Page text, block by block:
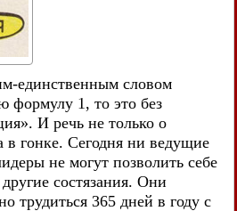
единственным словом
1, то это без
И речь не только о
в гонке. Сегодня ни ведущие
не могут позволить себе
состязания. Они
трудиться 365 дней в году с